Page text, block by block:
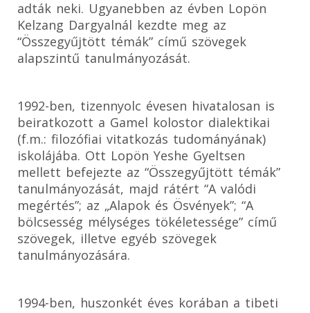
adták neki. Ugyanebben az évben Lopön
Kelzang Dargyalnál kezdte meg az
“Összegyűjtött témák” című szövegek
alapszintű tanulmányozását.
1992-ben, tizennyolc évesen hivatalosan is
beiratkozott a Gamel kolostor dialektikai
(f.m.: filozófiai vitatkozás tudományának)
iskolájába. Ott Lopön Yeshe Gyeltsen
mellett befejezte az “Összegyűjtött témák”
tanulmányozását, majd rátért “A valódi
megértés”; az „Alapok és Ösvények”; “A
bölcsesség mélységes tökéletessége” című
szövegek, illetve egyéb szövegek
tanulmányozására.
1994-ben, huszonkét éves korában a tibeti